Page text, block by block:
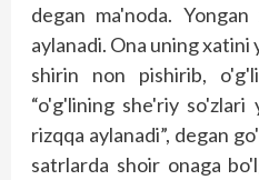
degan ma'noda.
aylanadi. Ona uning xatini
shirin non pishirib,
“o'g'lining she'riy so'zlari
rizqqa aylanadi”, degan
satrlarda shoir onaga